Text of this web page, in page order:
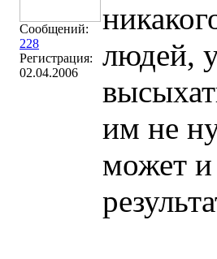
Сообщений:
228
Регистрация:
02.04.2006
людей,
им не
может и